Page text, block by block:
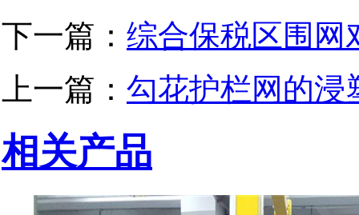
下一篇： 综合保税区围网
上一篇： 勾花护栏网的浸
相关产品